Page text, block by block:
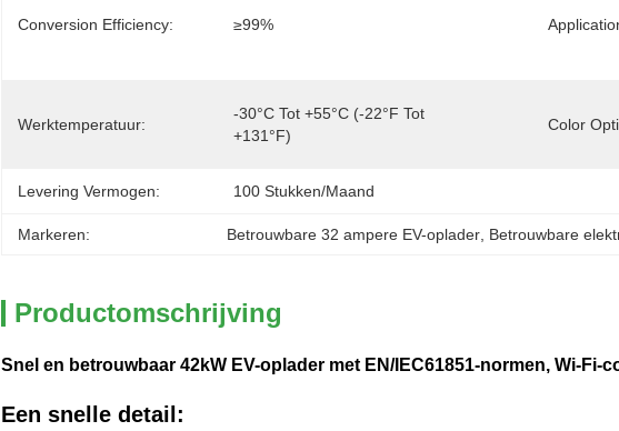
Conversion Efficiency: ≥99%
Werktemperatuur:
-30°C Tot +55°C (-22°F Tot
+131°F)
Color
Levering Vermogen: 100 Stukken/maand
Markeren: Betrouwbare 32 ampere EV-oplader Betrouwbare
Productomschrijving
Snel en betrouwbaar 42kW EV-oplader met EN/IEC61851-normen, Wi-
Een snelle detail :